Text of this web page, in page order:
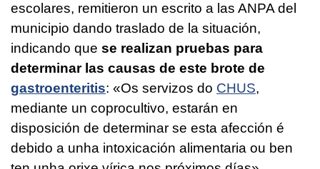
escolares, remitieron un escrito a las ANPA del
municipio dando traslado de la situación,
indicando que se realizan pruebas para
determinar las causas de este brote de
gastroenteritis: «Os servizos do CHUS,
mediante un coprocultivo, estarán en
disposición de determinar se esta afección é
debido a unha intoxicación alimentaria ou ben